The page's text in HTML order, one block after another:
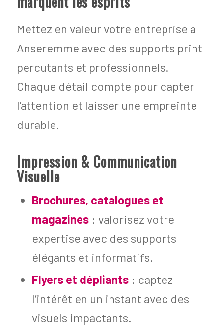
Mettez en valeur votre entreprise à
Anseremme avec des supports print
percutants et professionnels.
Chaque détail compte pour capter
l’attention et laisser une empreinte
durable.
Impression & Communication
Visuelle
Brochures, catalogues et
magazines: valorisez votre
expertise avec des supports
élégants et informatifs.
Flyers et dépliants: captez
l’intérêt en un instant avec des
visuels impactants.